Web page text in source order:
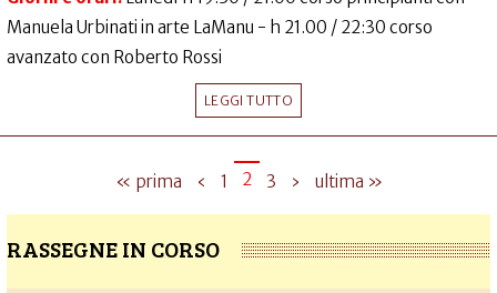
Manuela Urbinati in arte LaManu - h 21.00 / 22:30 corso
avanzato con Roberto Rossi
LEGGI TUTTO
« prima ‹ 1 2 3 › ultima »
RASSEGNE IN CORSO